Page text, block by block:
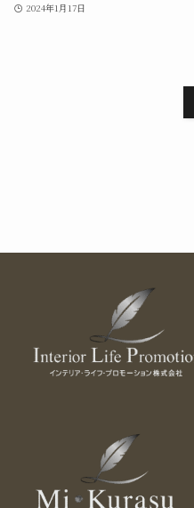
2024年1月17日